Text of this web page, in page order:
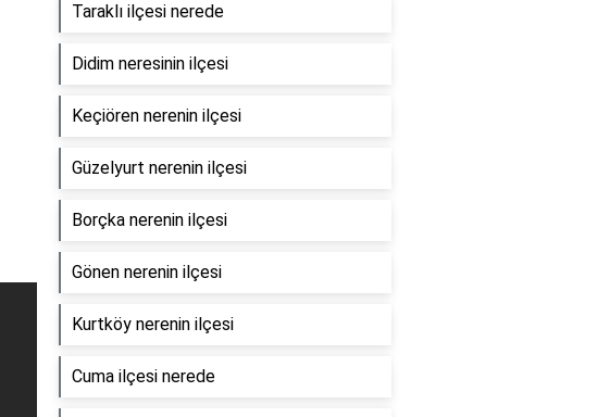
Taraklı ilçesi nerede
Didim neresinin ilçesi
Keçiören nerenin ilçesi
Güzelyurt nerenin ilçesi
Borçka nerenin ilçesi
Gönen nerenin ilçesi
Kurtköy nerenin ilçesi
Cuma ilçesi nerede